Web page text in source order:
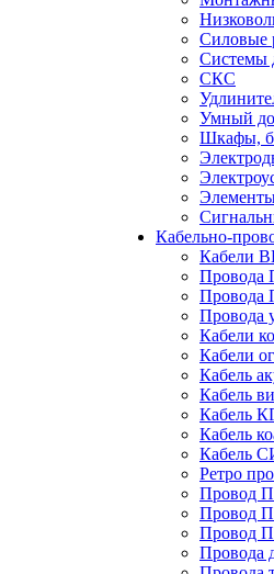
Силовые
Системы
СКС
Умный
Шкафы,
Кабельно-
Кабели
Провода
Провода
Кабели
Кабели
Кабель
Кабель
Кабель
Кабель
Кабель
Ретро
Провод
Провод
Провод
Провода